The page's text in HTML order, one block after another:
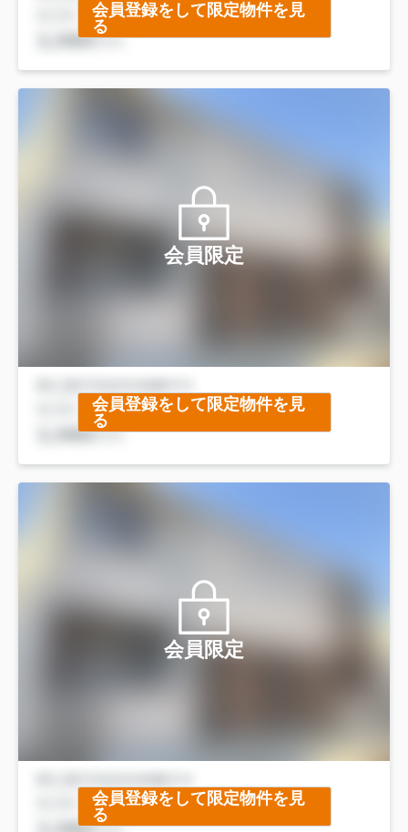
会員登録をして限定物件を見
る
会員限定
会員登録をして限定物件を見
る
会員限定
会員登録をして限定物件を見
る